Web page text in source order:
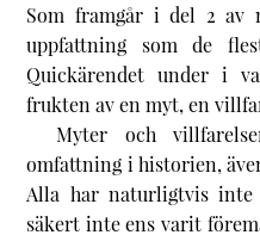
Som framgår i del 2 av
uppfattning som de
Quickärendet under i
frukten av en myt, en
Myter och
omfattning i historien,
Alla har naturligtvis
säkert inte ens varit